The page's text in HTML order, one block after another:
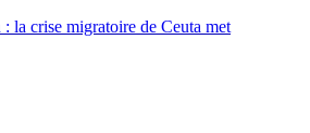
: la crise migratoire de Ceuta met